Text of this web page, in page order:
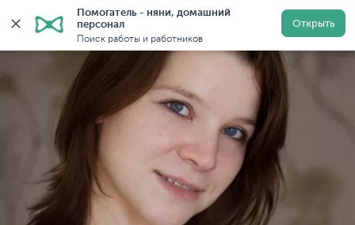
Помогатель - няни, домашний
персонал
Поиск работы и работников
Открыть
Главная Няни Няни в Московской области Няни